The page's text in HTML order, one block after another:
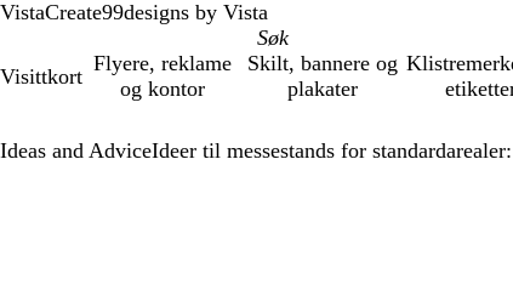
VistaCreate99designs by Vista
Visittkort
Flyere, reklame
og kontor
Skilt, bannere og
plakater
Ideas and AdviceIdeer til messestands for